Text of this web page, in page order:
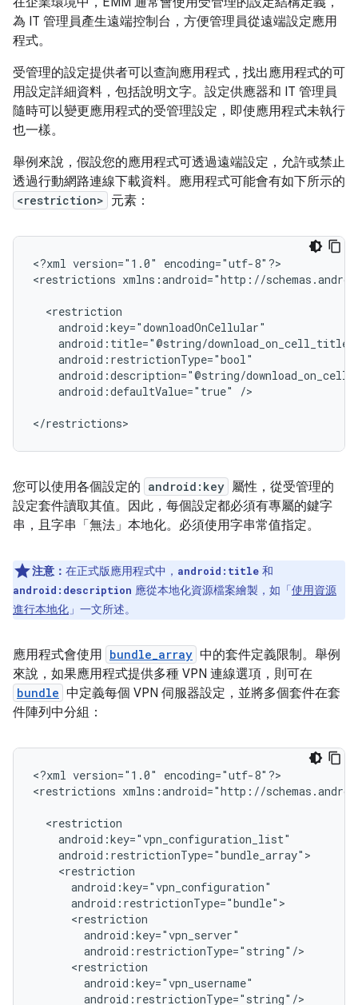
為 IT 管理員產生遠端控制台，方便管理員從遠端設定應用
程式。
受管理的設定提供者可以查詢應用程式，找出應用程式的可
用設定詳細資料，包括說明文字。設定供應器和 IT 管理員
隨時可以變更應用程式的受管理設定，即使應用程式未執行
也一樣。
舉例來說，假設您的應用程式可透過遠端設定，允許或禁止
透過行動網路連線下載資料。應用程式可能會有如下所示的
<restriction> 元素：
<?xml version="1.0"
encoding="utf-8"?>
<restrictions xmlns:android="http://
android:defaultValue="true" />
</restrictions>
您可以使用各個設定的 android:key 屬性，從受管理的
設定套件讀取其值。因此，每個設定都必須有專屬的鍵字
串，且字串「無法」 本地化。必須使用字串常值指定。
注意： 在正式版應用程式中， android:title 和
android:description 應從本地化資源檔案繪製，如「使用資源
進行本地化 」一文所述。
應用程式會使用 bundle_array 中的套件定義限制。舉例
來說，如果應用程式提供多種 VPN 連線選項，則可在
bundle 中定義每個 VPN 伺服器設定，並將多個套件在套
件陣列中分組：
<?xml version="1.0"
encoding="utf-8"?>
<restrictions xmlns:android="http://